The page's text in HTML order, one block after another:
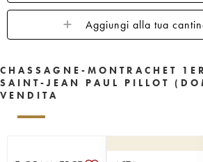
Aggiungi alla tua
CHASSAGNE-MONTRACHET
SAINT-JEAN PAUL PILLOT
VENDITA